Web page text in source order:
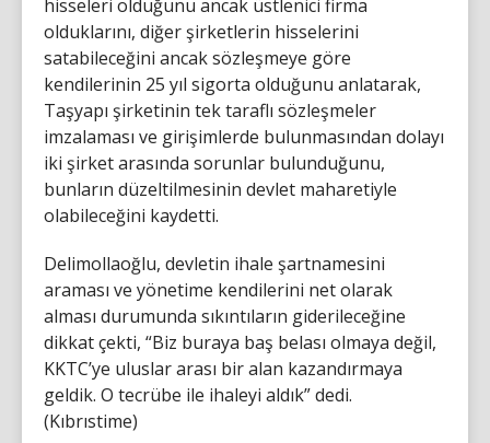
hisseleri olduğunu ancak üstlenici firma
olduklarını, diğer şirketlerin hisselerini
satabileceğini ancak sözleşmeye göre
kendilerinin 25 yıl sigorta olduğunu anlatarak,
Taşyapı şirketinin tek taraflı sözleşmeler
imzalaması ve girişimlerde bulunmasından dolayı
iki şirket arasında sorunlar bulunduğunu,
bunların düzeltilmesinin devlet maharetiyle
olabileceğini kaydetti.
Delimollaoğlu, devletin ihale şartnamesini
araması ve yönetime kendilerini net olarak
alması durumunda sıkıntıların giderileceğine
dikkat çekti, “Biz buraya baş belası olmaya değil,
KKTC’ye uluslar arası bir alan kazandırmaya
geldik. O tecrübe ile ihaleyi aldık” dedi.
(Kıbrıstime)